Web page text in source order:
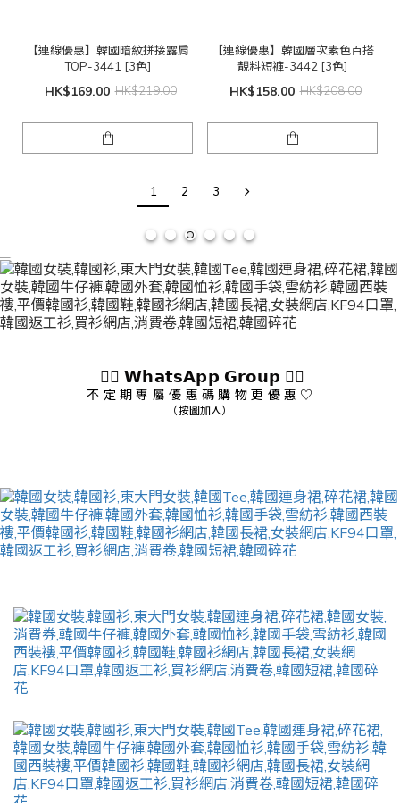
【連線優惠】韓國暗紋拼接露肩
TOP-3441 [3色]
HK$169.00 HK$219.00
【連線優惠】韓國層次素色百搭
靚料短褲-3442 [3色]
HK$158.00 HK$208.00
1 2 3
👇🏻 𝗪𝗵𝗮𝘁𝘀𝗔𝗽𝗽 𝗚𝗿𝗼𝘂𝗽 👇🏻
不 定 期 專 屬 優 惠 碼 購 物 更 優 惠 ♡
（按圖加入）